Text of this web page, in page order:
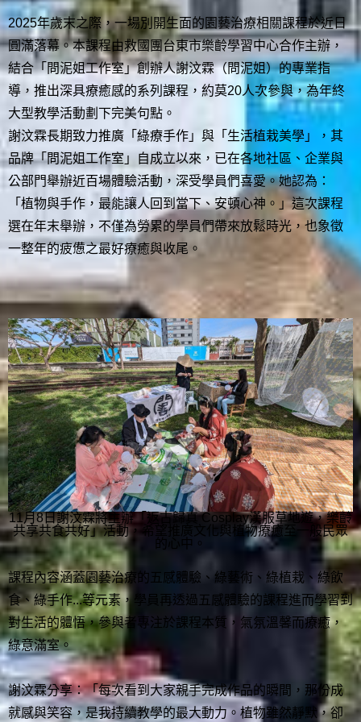
2025年歲末之際，一場別開生面的園藝治療相關課程於近日
圓滿落幕。本課程由救國團台東市樂齡學習中心合作主辦，
結合「問泥姐工作室」創辦人謝汶霖（問泥姐）的專業指
導，推出深具療癒感的系列課程，約莫20人次參與，為年終
大型教學活動劃下完美句點。
謝汶霖長期致力推廣「綠療手作」與「生活植栽美學」，其
品牌「問泥姐工作室」自成立以來，已在各地社區、企業與
公部門舉辦近百場體驗活動，深受學員們喜愛。她認為：
「植物與手作，最能讓人回到當下、安頓心神。」這次課程
選在年末舉辦，不僅為勞累的學員們帶來放鬆時光，也象徵
一整年的疲憊之最好療癒與收尾。
11月8日謝汶霖將主辦「返古歸真 Cosplay漢服草地遊，樂齡
共享共食共好」活動，希望推廣文化與植物療癒至一般民眾
的心中。
課程內容涵蓋園藝治療的五感體驗、綠藝術、綠植栽、綠飲
食、綠手作...等元素，學員再透過五感體驗的課程進而學習到
對生活的體悟，參與者專注於課程本質，氣氛溫馨而療癒，
綠意滿室。
謝汶霖分享：「每次看到大家親手完成作品的瞬間，那份成
就感與笑容，是我持續教學的最大動力。植物雖然靜默，卻